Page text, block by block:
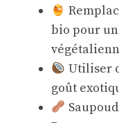
bio pour
Utiliser
goût